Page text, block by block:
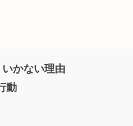
いかない理由
動